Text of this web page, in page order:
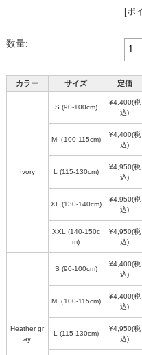
[ポ
数量:
カラー サイズ 定価
Ivory
S (90-100cm)
¥4,400(税
込)
M（100-115cm)
¥4,400(税
込)
L (115-130cm)
¥4,950(税
込)
XL (130-140cm)
¥4,950(税
込)
XXL (140-150c
m)
¥4,950(税
込)
Heather gr
ay
S (90-100cm)
¥4,400(税
込)
M（100-115cm)
¥4,400(税
込)
L (115-130cm)
¥4,950(税
込)